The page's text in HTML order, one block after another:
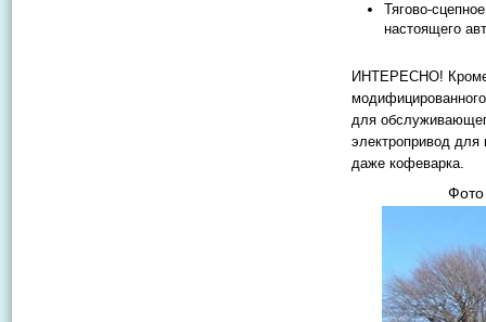
Тягово-
настоящего
ИНТЕРЕСНО! Кроме
для
электропривод
даже кофеварка.